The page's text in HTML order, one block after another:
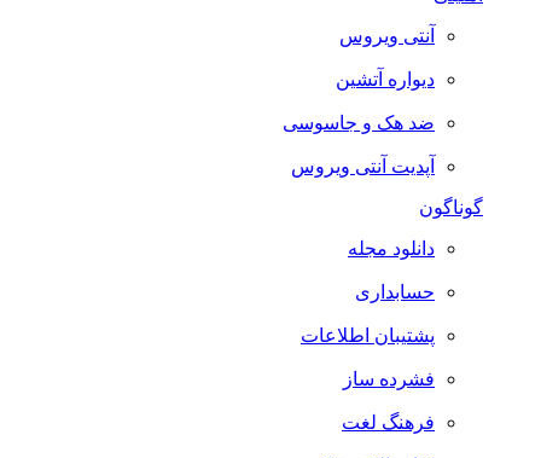
آنتی ویروس
دیواره آتشین
ضد هک و جاسوسی
آپدیت آنتی ویروس
گوناگون
دانلود مجله
حسابداری
پشتیبان اطلاعات
فشرده ساز
فرهنگ لغت